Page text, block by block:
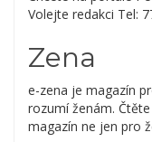
Volejte redakci Tel:
Zena
e-zena je magazín
rozumí ženám.
magazín ne jen pro